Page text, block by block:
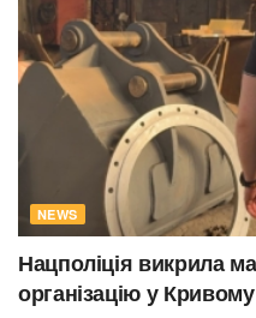
NEWS
Нацполіція викрила
організацію у Кривому